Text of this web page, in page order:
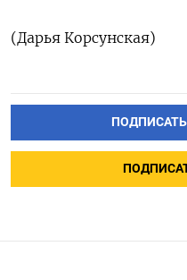
(Дарья Корсунская)